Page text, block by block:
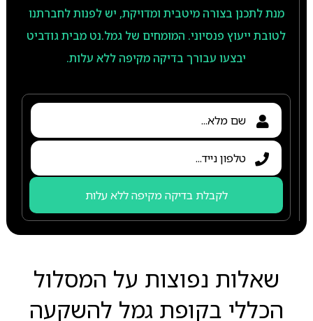
מנת לתכנן בצורה מיטבית ומדויקת, יש לפנות לחברתנו
לטובת ייעוץ פנסיוני. המומחים של גמל.נט מבית גודביט
יבצעו עבורך בדיקה מקיפה ללא עלות.
לקבלת בדיקה מקיפה ללא עלות
שאלות נפוצות על המסלול
הכללי בקופת גמל להשקעה